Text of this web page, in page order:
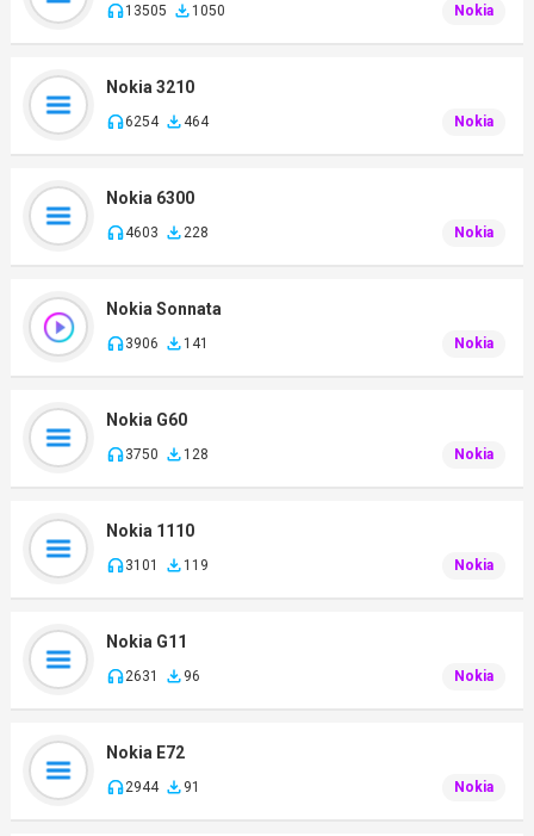
13505 1050 Nokia
Nokia 3210
6254 464 Nokia
Nokia 6300
4603 228 Nokia
Nokia Sonnata
3906 141 Nokia
Nokia G60
3750 128 Nokia
Nokia 1110
3101 119 Nokia
Nokia G11
2631 96 Nokia
Nokia E72
2944 91 Nokia